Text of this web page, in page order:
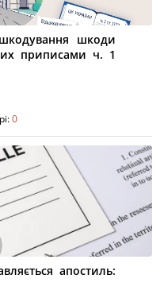
шкоди
приписами ч. 1
0
апостиль: